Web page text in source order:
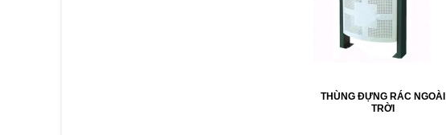
THÙNG ĐỰNG RÁC NGOÀI
TRỜI